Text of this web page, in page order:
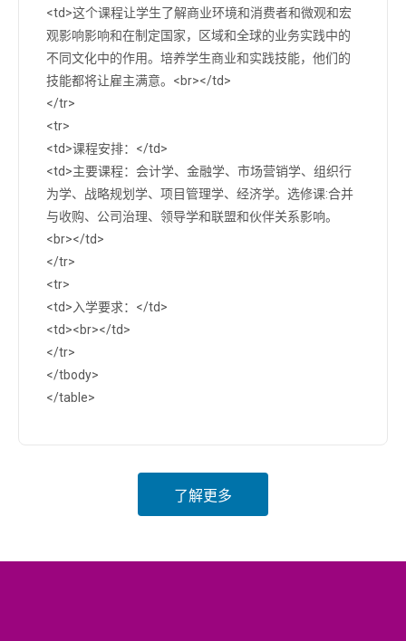
<td>这个课程让学生了解商业环境和消费者和微观和宏
观影响影响和在制定国家，区域和全球的业务实践中的
不同文化中的作用。培养学生商业和实践技能，他们的
技能都将让雇主满意。<br></td>
</tr>
<tr>
<td>课程安排：</td>
<td>主要课程：会计学、金融学、市场营销学、组织行
为学、战略规划学、项目管理学、经济学。选修课:合并
与收购、公司治理、领导学和联盟和伙伴关系影响。
<br></td>
</tr>
<tr>
<td>入学要求：</td>
<td><br></td>
</tr>
</tbody>
</table>
了解更多